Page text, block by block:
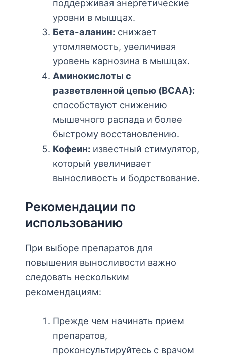
поддерживая энергетические
уровни в мышцах.
Бета-аланин:снижает
утомляемость, увеличивая
уровень карнозина в мышцах.
Аминокислоты с
разветвленной цепью (BCAA):
способствуют снижению
мышечного распада и более
быстрому восстановлению.
Кофеин:известный стимулятор,
который увеличивает
выносливость и бодрствование.
Рекомендации по
использованию
При выборе препаратов для
повышения выносливости важно
следовать нескольким
рекомендациям:
Прежде чем начинать прием
препаратов,
проконсультируйтесь с врачом